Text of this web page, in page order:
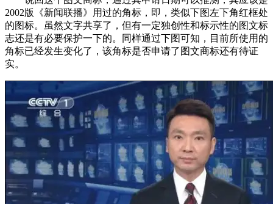
2002版《新闻联播》用过的角标，即，类似下图左下角红框处
的图标。虽然文字共享了，但有一定独创性和标示性的图文标
志还是有必要保护一下的。同样通过下图可知，目前所使用的
角标已经发生变化了，该角标是否申请了图文商标还有待证
实。